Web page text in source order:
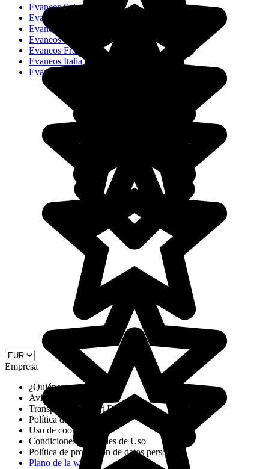
Evaneos Schweiz
Evaneos Deutschland
Evaneos USA
Evaneos España
Evaneos France
Evaneos Italia
Evaneos Nederland
Empresa
¿Quiénes somos?
Aviso legal
Transparency report DSA
Política de cookies
Uso de cookies
Condiciones Generales de Uso
Política de protección de datos personales
Plano de la web